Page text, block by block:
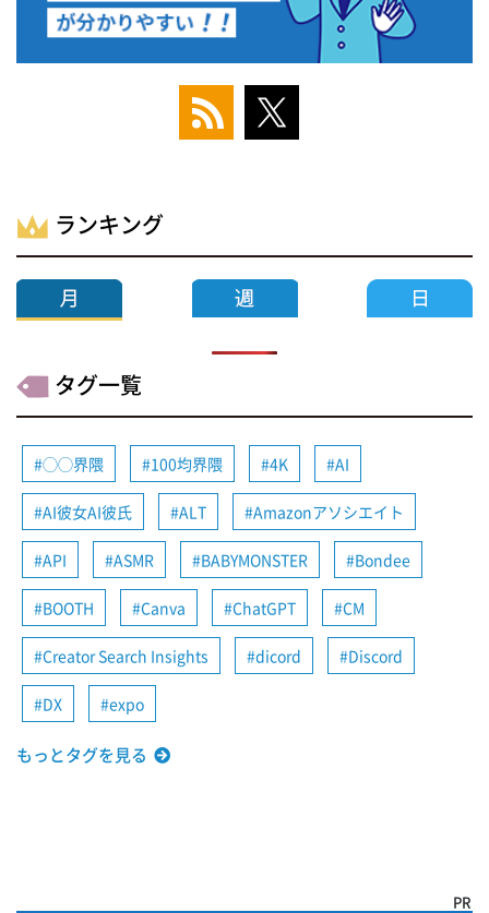
ランキング
タグ一覧
◯◯界隈 100均界隈 4K AI
AI彼女AI彼氏 ALT Amazonアソシエイト
API ASMR BABYMONSTER Bondee
BOOTH Canva ChatGPT CM
Creator Search Insights dicord Discord
DX expo
もっとタグを見る
PR